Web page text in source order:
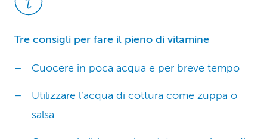
Tre consigli per fare il pieno di vitamine
Cuocere in poca acqua e per breve tempo
Utilizzare l’acqua di cottura come zuppa o
salsa